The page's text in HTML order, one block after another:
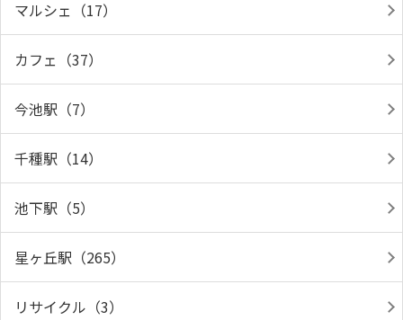
マルシェ（17）
カフェ（37）
今池駅（7）
千種駅（14）
池下駅（5）
星ヶ丘駅（265）
リサイクル（3）